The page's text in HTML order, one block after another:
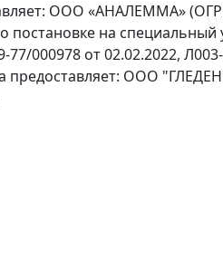
ООО «АНАЛЕММА»
постановке на
000978 от 02.02.2022,
предоставляет: ООО